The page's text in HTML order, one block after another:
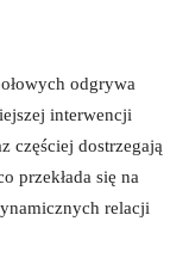
odgrywa​
interwencji
częściej ⁤dostrzegają
przekłada się ‍na
relacji